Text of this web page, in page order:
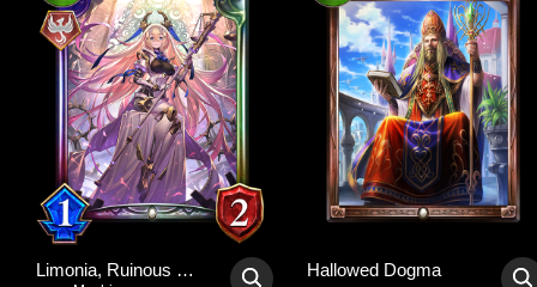
Limonia, Ruinous Saint Hallowed Dogma